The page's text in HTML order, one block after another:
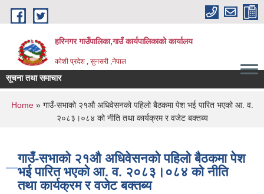
Skip to main content
हरिनगर गाउँपालिका,गाउँ कार्यपालिकाको कार्यालय
कोशी प्रदेश , सुनसरी ,नेपाल
सूचना तथा समाचार
You are here
Home» गाउँ-सभाको २१औ अधिवेसनको पहिलो बैठकमा पेश भई पारित भएको आ. व.
२०८३।०८४ को नीति तथा कार्यक्रम र वजेट बक्तब्य
गाउँ-सभाको २१औ अधिवेसनको पहिलो बैठकमा पेश
भई पारित भएको आ. व. २०८३।०८४ को नीति
तथा कार्यक्रम र वजेट बक्तब्य